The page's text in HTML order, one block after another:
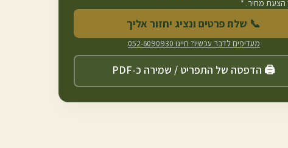
הצעת מחיר. *
📞 שלח פרטים ונציג יחזור אליך
מעדיפים לדבר עכשיו? חייגו 052-6090930
🖨️ הדפסה של התפריט / שמירה כ-PDF